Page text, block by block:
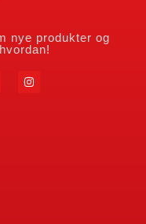
nye produkter og